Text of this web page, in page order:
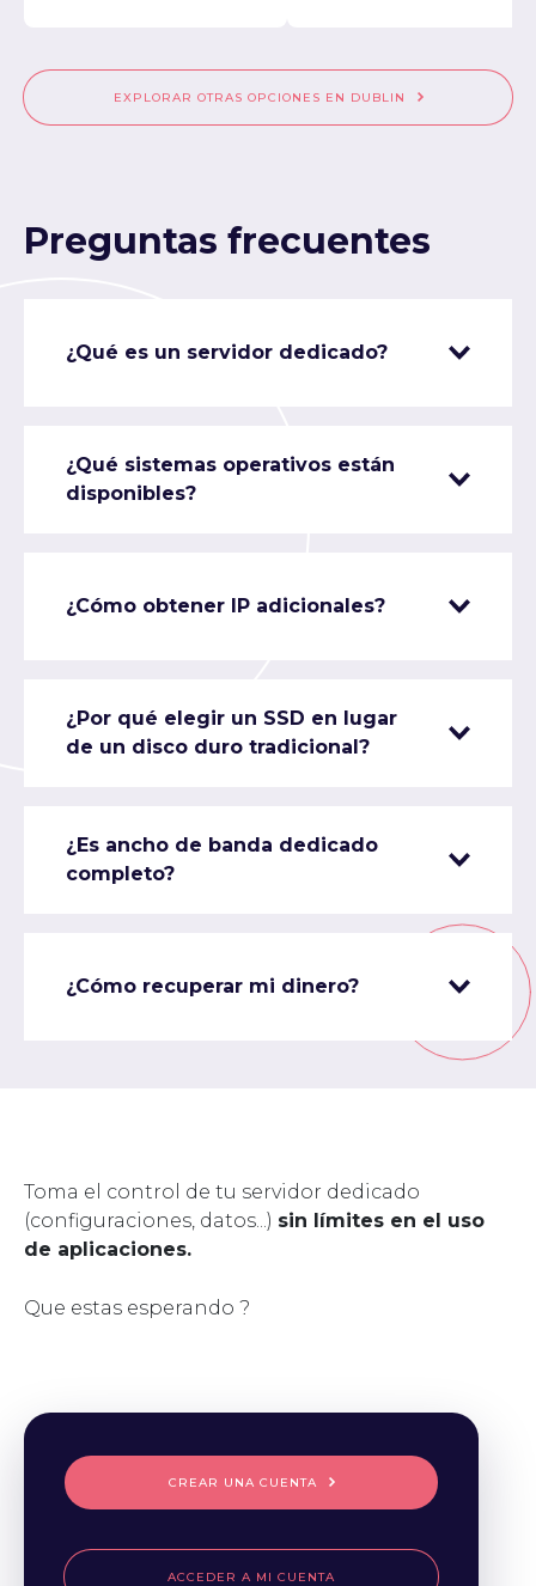
EXPLORAR OTRAS OPCIONES EN DUBLIN
Preguntas frecuentes
¿Qué es un servidor dedicado?
¿Qué sistemas operativos están
disponibles?
¿Cómo obtener IP adicionales?
¿Por qué elegir un SSD en lugar
de un disco duro tradicional?
¿Es ancho de banda dedicado
completo?
¿Cómo recuperar mi dinero?
Toma el control de tu servidor dedicado
(configuraciones, datos...) sin límites en el uso
de aplicaciones.
Que estas esperando ?
CREAR UNA CUENTA
ACCEDER A MI CUENTA